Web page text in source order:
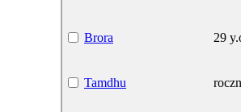
Brora 29
Tamdhu